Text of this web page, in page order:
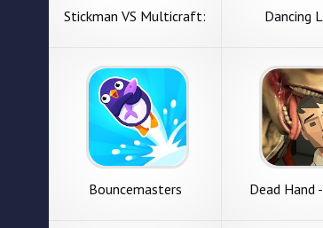
Stickman VS Multicraft:
Dancing
Bouncemasters
Dead Hand